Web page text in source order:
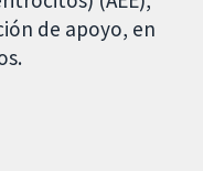
de apoyo, en